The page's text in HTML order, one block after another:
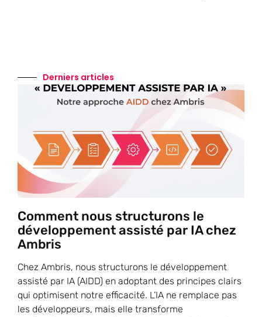
Derniers articles
Comment nous structurons le
développement assisté par IA chez
Ambris
Chez Ambris, nous structurons le développement
assisté par IA (AIDD) en adoptant des principes clairs
qui optimisent notre efficacité. L’IA ne remplace pas
les développeurs, mais elle transforme